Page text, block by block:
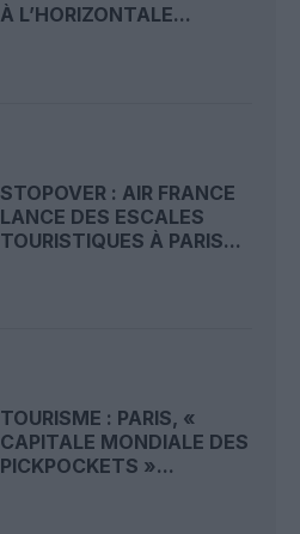
À L’HORIZONTALE...
STOPOVER : AIR FRANCE
LANCE DES ESCALES
TOURISTIQUES À PARIS...
TOURISME : PARIS, «
CAPITALE MONDIALE DES
PICKPOCKETS »...